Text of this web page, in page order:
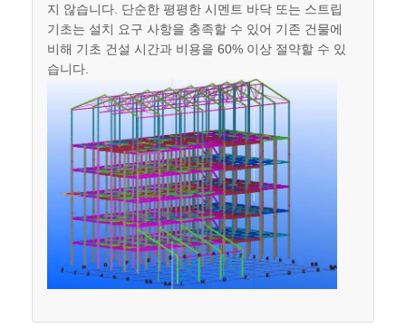
지 않습니다. 단순한 평평한 시멘트 바닥 또는 스트립
기초는 설치 요구 사항을 충족할 수 있어 기존 건물에
비해 기초 건설 시간과 비용을 60% 이상 절약할 수 있
습니다.